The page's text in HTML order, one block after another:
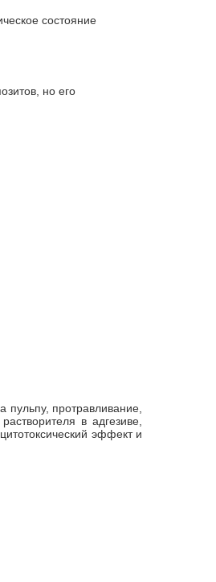
состояние
но его
пульпу, протравливание,
в адгезиве,
эффект и